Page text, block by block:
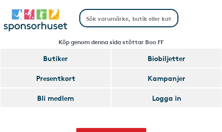
Köp genom denna sida stöttar Boo FF
Butiker
Biobiljetter
Presentkort
Kampanjer
Bli medlem
Logga in